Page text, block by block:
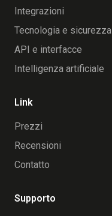
Integrazioni
Tecnologia e sicurezza
API e interfacce
Intelligenza artificiale
Link
Prezzi
Recensioni
Contatto
Supporto